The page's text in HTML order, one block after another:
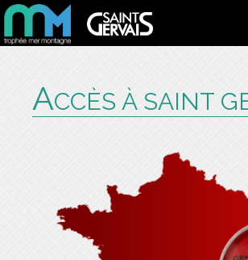
ACCÈS À SAINT